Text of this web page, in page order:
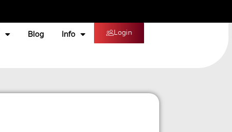
Blog Info Login